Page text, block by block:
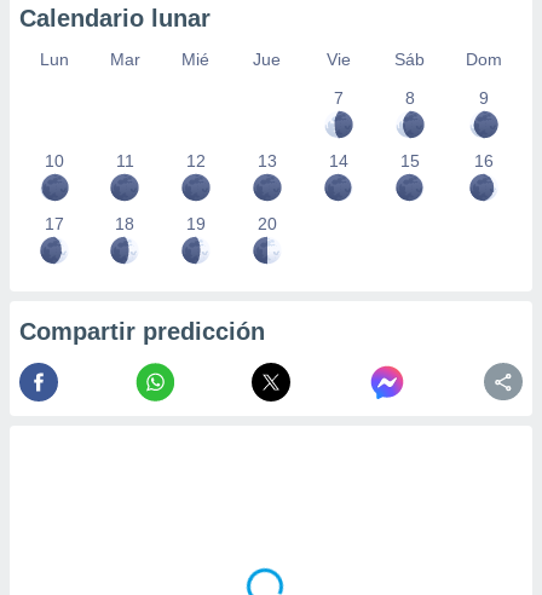
Calendario lunar
Lun Mar Mié Jue Vie Sáb
Dom
7
8 9
10 11 12 13 14 15 16
17 18 19 20
Compartir predicción